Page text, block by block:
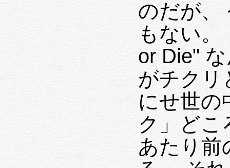
のだが、
もない。
or Die"
がチクリ
にせ世の
ク」どこ
あたり前